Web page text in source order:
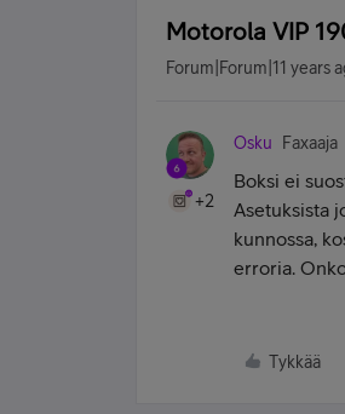
Motorola VIP
Forum|Forum|11 years
+2
Osku Faxaaja
Boksi ei
Asetuksista
kunnossa,
erroria.
Tykkää